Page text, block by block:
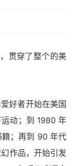
贯穿了整个的美
好者开始在美国
动；到 1980 年
籍；再到 90 年代
作品，开始引发